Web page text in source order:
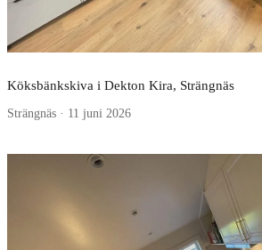
Köksbänkskiva i Dekton Kira, Strängnäs
Strängnäs · 11 juni 2026